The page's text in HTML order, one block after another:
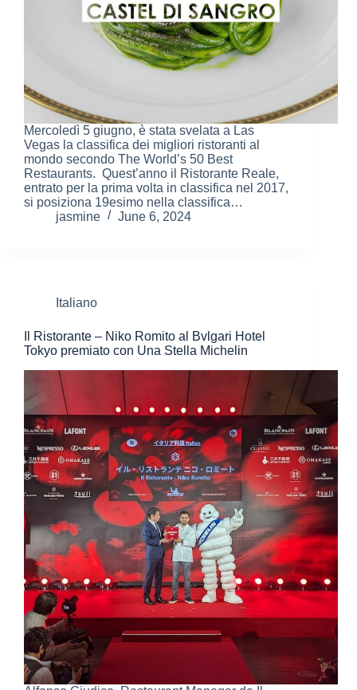
Mercoledì 5 giugno, è stata svelata a Las
Vegas la classifica dei migliori ristoranti al
mondo secondo The World’s 50 Best
Restaurants. Quest’anno il Ristorante Reale,
entrato per la prima volta in classifica nel 2017,
si posiziona 19esimo nella classifica…
jasmine
June 6, 2024
Italiano
Il Ristorante – Niko Romito al Bvlgari Hotel
Tokyo premiato con Una Stella Michelin